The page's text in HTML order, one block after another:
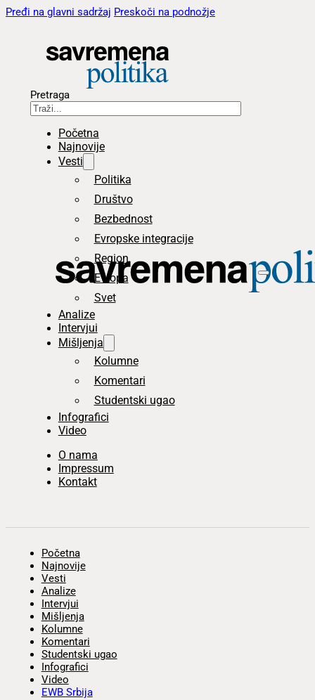
Pređi na glavni sadržaj Preskoči na podnožje
Pretraga
Početna
Najnovije
Vesti
Politika
Društvo
Bezbednost
Evropske integracije
Region
Evropa
Svet
Analize
Intervjui
Mišljenja
Kolumne
Komentari
Studentski ugao
Infografici
Video
O nama
Impressum
Kontakt
Početna
Najnovije
Vesti
Analize
Intervjui
Mišljenja
Kolumne
Komentari
Studentski ugao
Infografici
Video
EWB Srbija